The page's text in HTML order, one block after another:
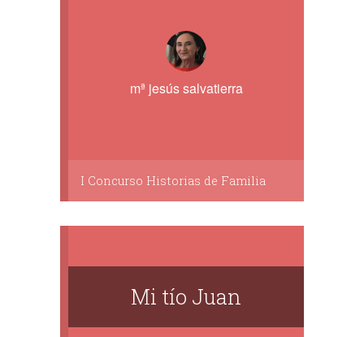
mª jesús salvatierra
I Concurso Historias de Familia
Mi tío Juan